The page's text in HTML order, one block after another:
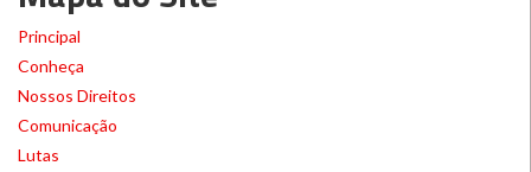
Principal
Conheça
Nossos Direitos
Comunicação
Lutas